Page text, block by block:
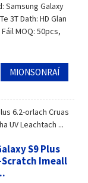
Samsung Galaxy
3T Dath: HD Glan
MOQ: 50pcs,
MIONSONRAÍ
S9 Plus
Scratch Imeall